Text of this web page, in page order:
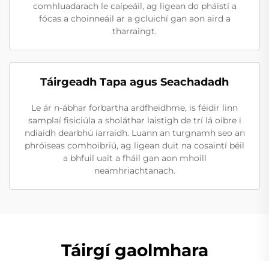
comhluadarach le caípeáil, ag ligean do pháistí a
fócas a choinneáil ar a gcluichí gan aon aird a
tharraingt.
Táirgeadh Tapa agus Seachadadh
Le ár n-ábhar forbartha ardfheidhme, is féidir linn
samplaí fisiciúla a sholáthar laistigh de trí lá oibre i
ndiaidh dearbhú iarraidh. Luann an turgnamh seo an
phróiseas comhoibriú, ag ligean duit na cosaintí béil
a bhfuil uait a fháil gan aon mhoill
neamhriachtanach.
Táirgí gaolmhara